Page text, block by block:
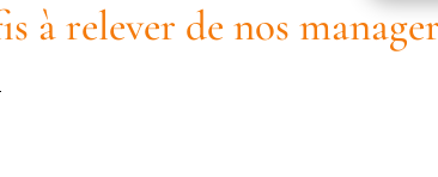
à relever de nos